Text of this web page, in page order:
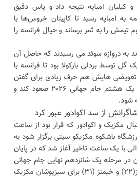
کیلیان امباپه نتیجه داد و پاس دقیق
به امباپه رسید تا کاپیتان خروس‌ها با
را به ثمر برساند و خیال فرانسه را
به دروازه سوئد می رسیدند که حاصل آن
توسط بردلی بارکولا بود تا فرانسه با
هایش هم حرف زیادی برای گفتن
داشتند بتواند به مرحله یک هشتم جام جهانی ۲۰۲۶ صعود کند و
شود.
از سد اکوادور عبور کرد
مکزیک و اکوادور که قرار بود از ساعت
ورزشگاه باشکوه مکزیکو سیتی برگزار شود به
با یک ساعت تاخیر آغاز شد که در پایان
میزبان در مرحله یک شانزدهم نهایی جام جهانی
۲۰۲۶ همراه بود. کوئنونز(۲۲) و خیمنز (۳۱) برای سبزپوشان مکزیک